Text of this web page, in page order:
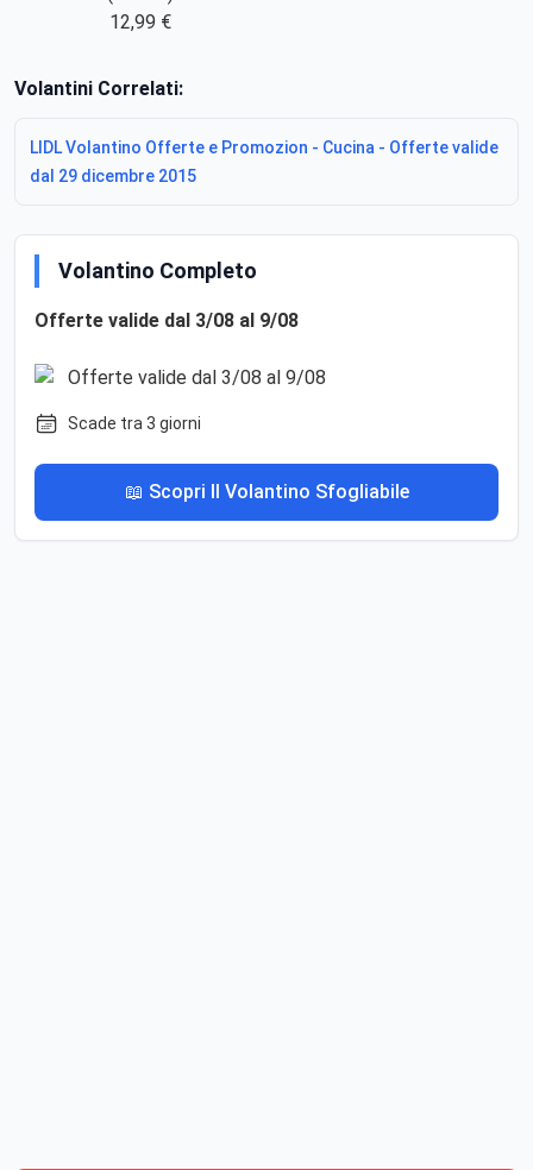
12,99 €
Volantini Correlati:
LIDL Volantino Offerte e Promozion - Cucina - Offerte valide
dal 29 dicembre 2015
Volantino Completo
Offerte valide dal 3/08 al 9/08
Scade tra 3 giorni
📖 Scopri Il Volantino Sfogliabile